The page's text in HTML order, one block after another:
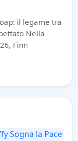
il legame tra
Nella
Finn